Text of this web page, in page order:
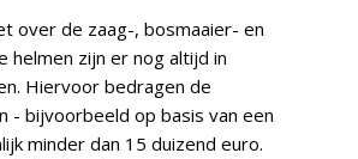
over de zaag-, bosmaaier- en
helmen zijn er nog altijd in
Hiervoor bedragen de
- bijvoorbeeld op basis van een
minder dan 15 duizend euro.